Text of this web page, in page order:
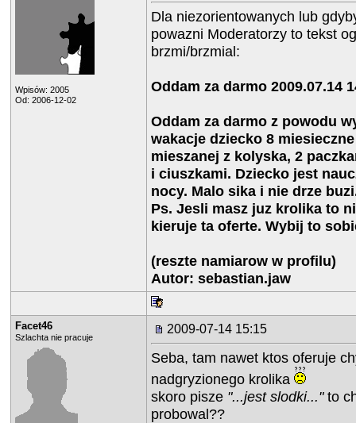
Wpisów: 2005
Od: 2006-12-02
Dla niezorientowanych lub
powazni Moderatorzy to tekst
brzmi/brzmial:
Oddam za darmo 2009.07.14
Oddam za darmo z powodu
wakacje dziecko 8
mieszanej z kolyska, 2
i ciuszkami. Dziecko jest
nocy. Malo sika i nie drze
Ps. Jesli masz juz krolika to
kieruje ta oferte. Wybij to
(reszte namiarow w profilu)
Autor: sebastian.jaw
Facet46
Szlachta nie pracuje
2009-07-14 15:15
Seba, tam nawet ktos oferuje
nadgryzionego krolika
skoro pisze "...jest slodki..."to
probowal??